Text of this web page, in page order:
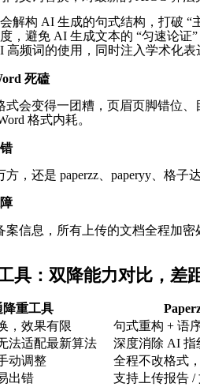
解构 AI 生成的句式结构，打破 “
，避免 AI 生成文本的 “匀速论证
高频词的使用，同时注入学术化
死磕
会变得一团糟，页眉页脚错位
格式内耗。
，还是 paperzz、paperyy、格
案信息，所有上传的文档全程加
具：双降能力对比，差
降重工具
，效果有限
句式重构 + 语
法适配最新算法
深度消除 AI 指
动调整
全程不改格式
出错 支持上传报告 /